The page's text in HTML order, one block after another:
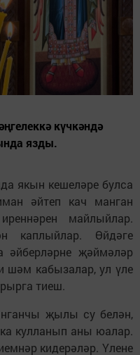
күчкәндә
язды.
якын кешеләре булса
әйтеп кач манган
майлыйлар.
каплыйлар. Өйдәге
әйберләрне җәймәләр
шәм кабызалар, ул үле
тиеш.
җылы су белән,
кулланып аны юалар.
кидерәләр. Үлене